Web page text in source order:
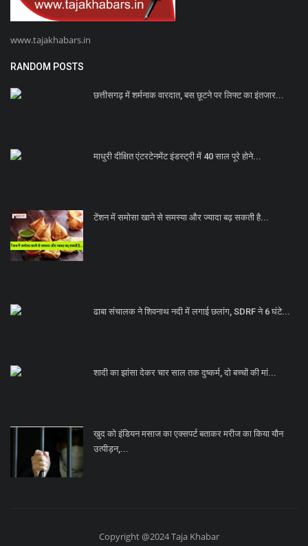
www.tajakhabars.in
RANDOM POSTS
छत्तीसगढ़ में शर्मनाक वारदात, बस छूटने पर लिफ्ट का इंतजार...
माधुरी दीक्षित एंटरटेनमेंट इंडस्ट्री में 40 साल पूरे होने...
टेंशन में समोसा खाने से समस्या और ज्यादा बढ़ सकती है...
ढाबा संचालक ने शिवनाथ नदी में लगाई छलांग, SDRF ने 6 घंटे...
शादी का झांसा देकर चार साल तक दुष्कर्म, दो बच्चों की मां...
खुद को इंडियन मसाज का एक्सपर्ट बताकर मरीज का किया यौन
उत्पीड़न,...
Copyright @2024 Taja Khabar